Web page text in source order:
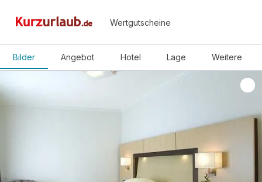
Wertgutscheine
Bilder Angebot Hotel Lage Weitere